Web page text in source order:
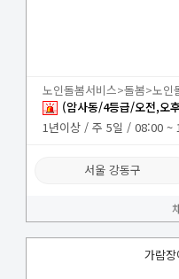
노인돌봄서비스>돌봄>노인
(암사동/4등급/오전,오
1년이상 / 주 5일 / 08:00 ~
서울 강동구
가람